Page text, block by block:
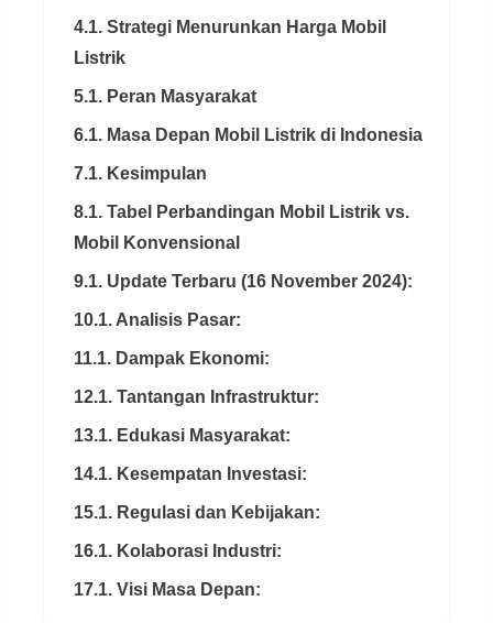
4.1. Strategi Menurunkan Harga Mobil
Listrik
5.1. Peran Masyarakat
6.1. Masa Depan Mobil Listrik di Indonesia
7.1. Kesimpulan
8.1. Tabel Perbandingan Mobil Listrik vs.
Mobil Konvensional
9.1. Update Terbaru (16 November 2024):
10.1. Analisis Pasar:
11.1. Dampak Ekonomi:
12.1. Tantangan Infrastruktur:
13.1. Edukasi Masyarakat:
14.1. Kesempatan Investasi:
15.1. Regulasi dan Kebijakan:
16.1. Kolaborasi Industri:
17.1. Visi Masa Depan: